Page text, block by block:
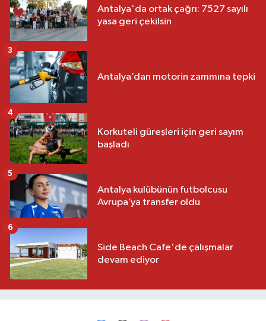
Antalya'da ortak çağrı: 7527 sayılı
yasa geri çekilsin
Antalya’dan motorin zammına tepki
3
Korkuteli güreşleri için geri sayım
başladı
4
Antalya kulübünün futbolcusu
Avrupa’ya transfer oldu
5
Side Beach Cafe'de çalışmalar
devam ediyor
6